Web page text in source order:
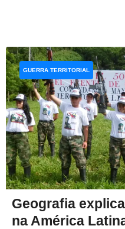
Geografia
na América
GUERRA TERRITORIAL